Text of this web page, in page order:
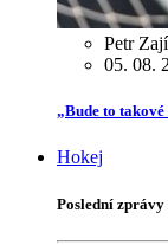
Petr
05. 08.
„Bude to
Hokej
Poslední zprávy